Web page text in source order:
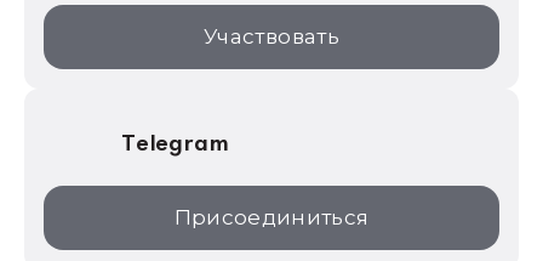
1С:Торговая площадка
Участвовать
Telegram
Присоединиться